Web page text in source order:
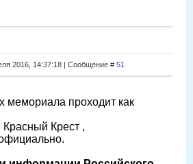
2016, 14:37:18 | Сообщение # 51
мемориала проходит как
Крест ,